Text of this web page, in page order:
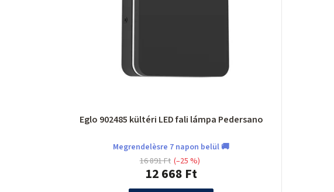
Eglo 902485 kültéri LED fali lámpa Pedersano
Megrendelèsre 7 napon belül 🚚
12 668 Ft
16 891 Ft (–25 %)